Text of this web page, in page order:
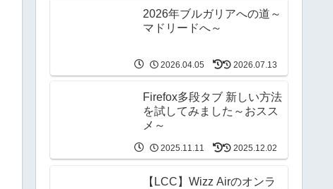
2026年ブルガリアへの道～
マドリードへ～
2026.04.05 2026.07.13
Firefox多段タブ 新しい方法
を試してみました～おスス
メ～
2025.11.11 2025.12.02
【LCC】Wizz Airのオンラ